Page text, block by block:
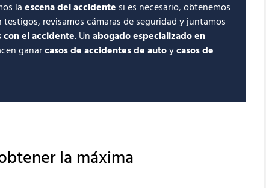
la escena del accidente si es necesario, obtenemos
revisamos cámaras de seguridad y juntamos
con el accidente. Un abogado especializado en
ganarcasos de accidentes de autoycasos de
la máxima